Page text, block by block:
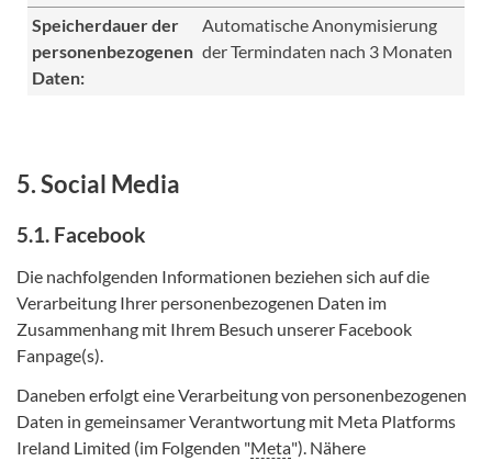
Speicherdauer der
personenbezogenen
Daten:
Automatische Anonymisierung
der Termindaten nach 3 Monaten
5. Social Media
5.1. Facebook
Die nachfolgenden Informationen beziehen sich auf die
Verarbeitung Ihrer personenbezogenen Daten im
Zusammenhang mit Ihrem Besuch unserer Facebook
Fanpage(s).
Daneben erfolgt eine Verarbeitung von personenbezogenen
Daten in gemeinsamer Verantwortung mit Meta Platforms
Ireland Limited (im Folgenden "Meta"). Nähere